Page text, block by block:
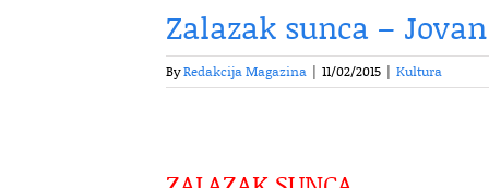
Zalazak sunca –
ByRedakcija Magazina | 11/02/2015 | Kultura